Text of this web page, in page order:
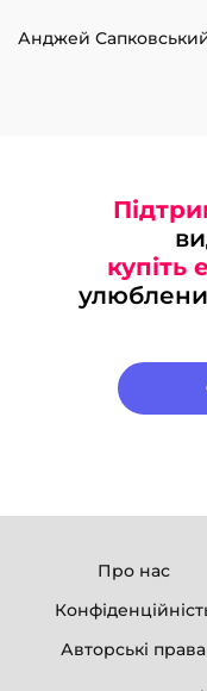
Анджей
купіть
Про нас
Авторські права